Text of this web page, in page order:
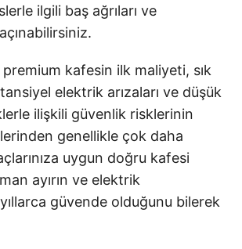
ilgili baş ağrıları ve
kafesin ilk maliyeti, sık
elektrik arızaları ve düşük
ilişkili güvenlik risklerinin
genellikle çok daha
uygun doğru kafesi
ayırın ve elektrik
güvende olduğunu bilerek